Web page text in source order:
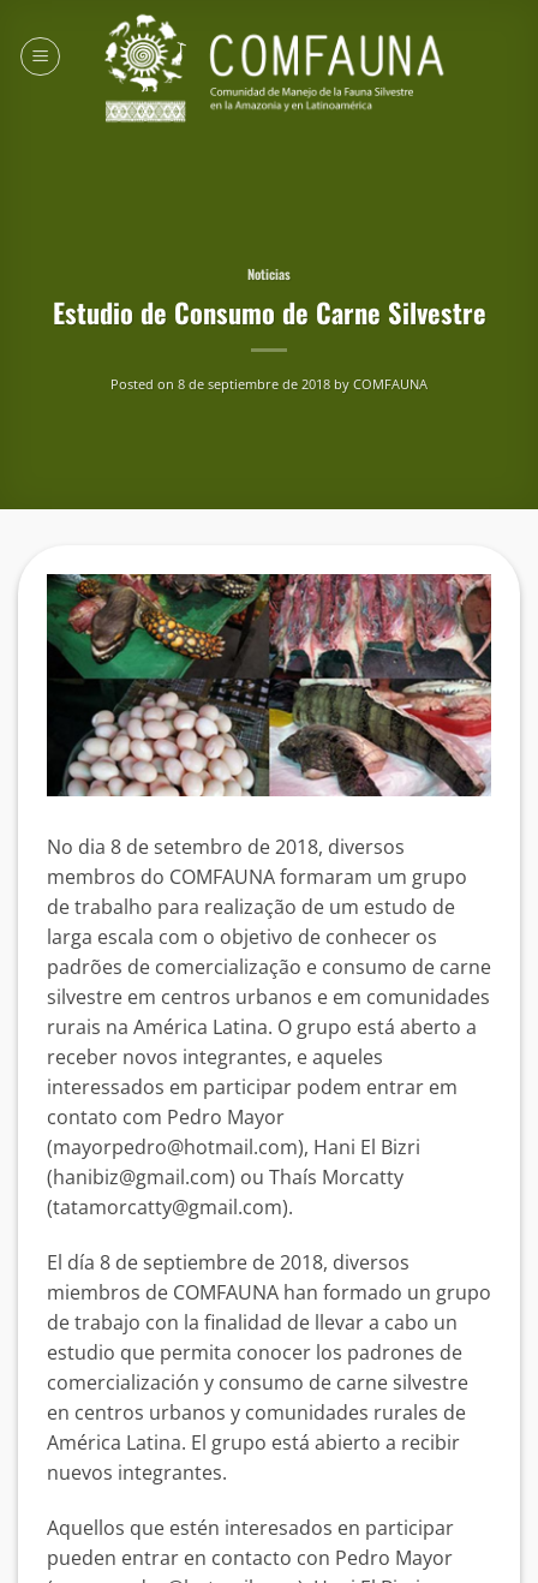
contenido
Noticias
Estudio de Consumo de Carne Silvestre
Posted on 8 de septiembre de 2018 by COMFAUNA
No dia 8 de setembro de 2018, diversos
membros do COMFAUNA formaram um grupo
de trabalho para realização de um estudo de
larga escala com o objetivo de conhecer os
padrões de comercialização e consumo de carne
silvestre em centros urbanos e em comunidades
rurais na América Latina. O grupo está aberto a
receber novos integrantes, e aqueles
interessados em participar podem entrar em
contato com Pedro Mayor
(mayorpedro@hotmail.com), Hani El Bizri
(hanibiz@gmail.com) ou Thaís Morcatty
(tatamorcatty@gmail.com).
El día 8 de septiembre de 2018, diversos
miembros de COMFAUNA han formado un grupo
de trabajo con la finalidad de llevar a cabo un
estudio que permita conocer los padrones de
comercialización y consumo de carne silvestre
en centros urbanos y comunidades rurales de
América Latina. El grupo está abierto a recibir
nuevos integrantes.
Aquellos que estén interesados en participar
pueden entrar en contacto con Pedro Mayor